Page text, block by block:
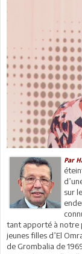
Par
sur
tant apporté à notre
jeunes filles d’El
de Grombalia de